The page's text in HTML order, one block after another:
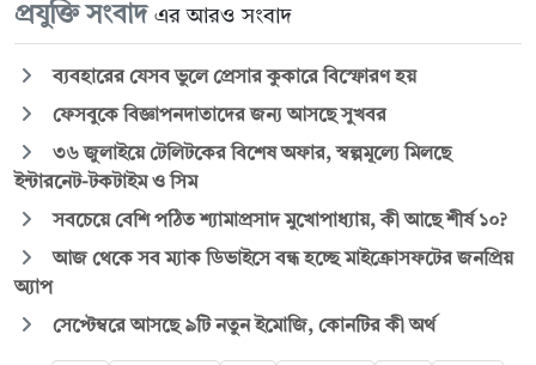
প্রযুক্তি সংবাদ এর আরও সংবাদ
ব্যবহারের যেসব ভুলে প্রেসার কুকারে বিস্ফোরণ হয়
ফেসবুকে বিজ্ঞাপনদাতাদের জন্য আসছে সুখবর
৩৬ জুলাইয়ে টেলিটকের বিশেষ অফার, স্বল্পমূল্যে মিলছে
ইন্টারনেট-টকটাইম ও সিম
সবচেয়ে বেশি পঠিত শ্যামাপ্রসাদ মুখোপাধ্যায়, কী আছে শীর্ষ ১০?
আজ থেকে সব ম্যাক ডিভাইসে বন্ধ হচ্ছে মাইক্রোসফটের জনপ্রিয়
অ্যাপ
সেপ্টেম্বরে আসছে ৯টি নতুন ইমোজি, কোনটির কী অর্থ